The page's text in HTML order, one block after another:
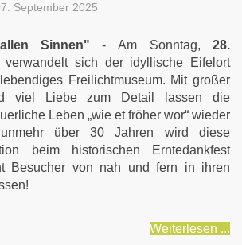
September 2025
Sinnen" - Am Sonntag,28.
sich der idyllische Eifelort
Freilichtmuseum. Mit großer
viel Liebe zum Detail lassen die
Leben „wie et fröher wor“ wieder
über 30 Jahren wird diese
beim historischen Erntedankfest
Besucher von nah und fern in ihren
Weiterlesen ...